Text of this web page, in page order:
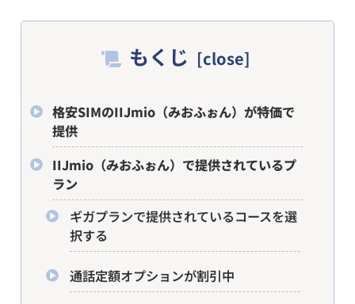
もくじ
格安SIMのIIJmio（みおふぉん）が特価で
提供
IIJmio（みおふぉん）で提供されているプ
ラン
ギガプランで提供されているコースを選
択する
通話定額オプションが割引中